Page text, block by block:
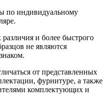
по индивидуальному
и более быстрого
не являются
от представленных
фурнитуре, а также
комплектующих и